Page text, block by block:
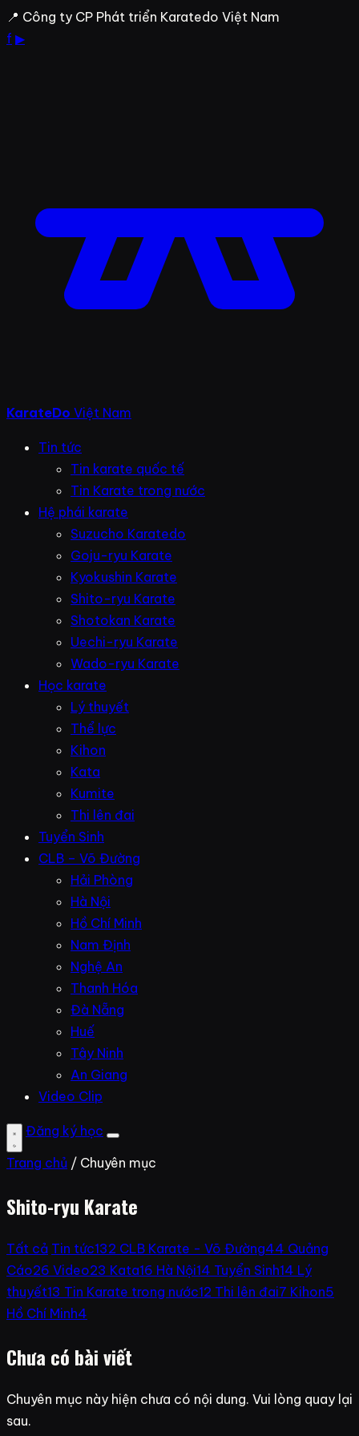
Bỏ
qua
📍 Công ty CP Phát triển Karatedo Việt Nam
f ▶
KarateDo Việt Nam
Tin tức
Tin karate quốc tế
Tin Karate trong nước
Hệ phái karate
Suzucho Karatedo
Goju-ryu Karate
Kyokushin Karate
Shito-ryu Karate
Shotokan Karate
Uechi-ryu Karate
Wado-ryu Karate
Học karate
Lý thuyết
Thể lực
Kihon
Kata
Kumite
Thi lên đai
Tuyển Sinh
CLB – Võ Đường
Hải Phòng
Hà Nội
Hồ Chí Minh
Nam Định
Nghệ An
Thanh Hóa
Đà Nẵng
Huế
Tây Ninh
An Giang
Video Clip
Đăng ký học
Trang chủ / Chuyên mục
Shito-ryu Karate
Tất cả Tin tức132 CLB Karate - Võ Đường44 Quảng
Cáo26 Video23 Kata16 Hà Nội14 Tuyển Sinh14 Lý
thuyết13 Tin Karate trong nước12 Thi lên đai7 Kihon5
Hồ Chí Minh4
Chưa có bài viết
Chuyên mục này hiện chưa có nội dung. Vui lòng quay lại
sau.